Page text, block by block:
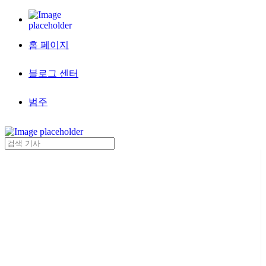
홈 페이지
블로그 센터
범주